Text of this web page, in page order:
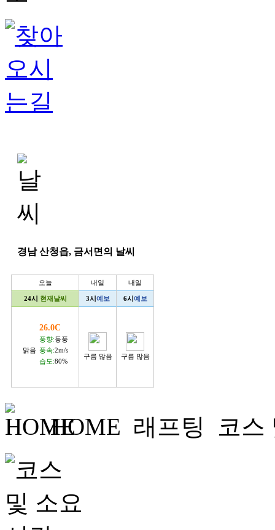
경남 산청읍, 금서면의 날씨
오늘
24시 현재날씨
맑음
26.0C
풍향:동풍
풍속:2m/s
습도:80%
내일
3시예보
구름 많음
내일
6시예보
구름 많음
HOME 래프팅 코스